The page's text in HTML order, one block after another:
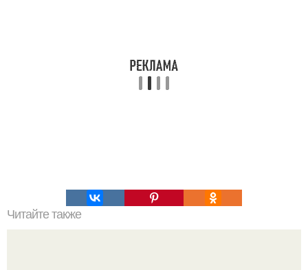
Читайте также